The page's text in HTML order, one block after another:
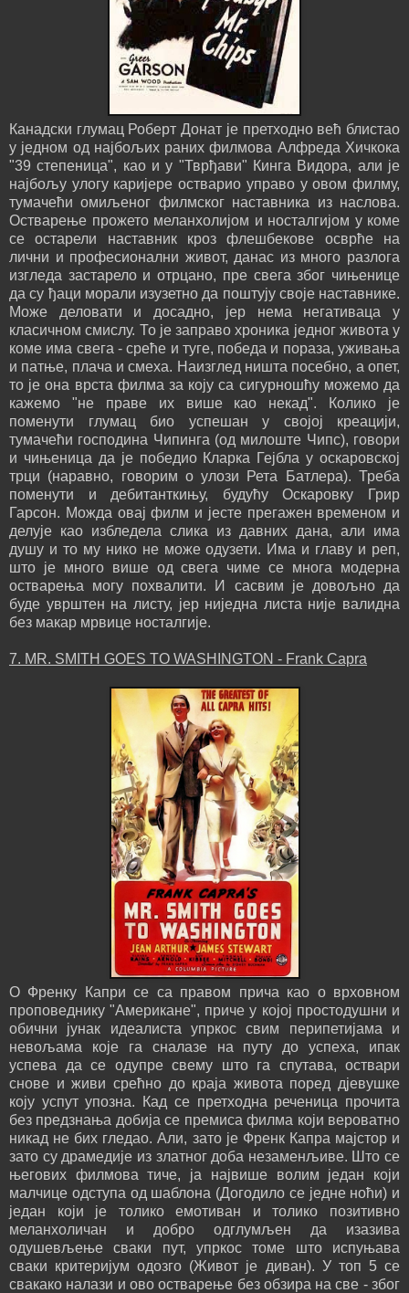
Канадски глумац Роберт Донат је претходно већ блистао
у једном од најбољих раних филмова Алфреда Хичкока
"39 степеница", као и у "Тврђави" Кинга Видора, али је
најбољу улогу каријере остварио управо у овом филму,
тумачећи омиљеног филмског наставника из наслова.
Остварење прожето меланхолијом и носталгијом у коме
се остарели наставник кроз флешбекове осврће на
лични и професионални живот, данас из много разлога
изгледа застарело и отрцано, пре свега због чињенице
да су ђаци морали изузетно да поштују своје наставнике.
Може деловати и досадно, јер нема негативаца у
класичном смислу. То је заправо хроника једног живота у
коме има свега - среће и туге, победа и пораза, уживања
и патње, плача и смеха. Наизглед ништа посебно, а опет,
то је она врста филма за коју са сигурношћу можемо да
кажемо "не праве их више као некад". Колико је
поменути глумац био успешан у својој креацији,
тумачећи господина Чипинга (од милоште Чипс), говори
и чињеница да је победио Кларка Гејбла у оскаровској
трци (наравно, говорим о улози Рета Батлера). Треба
поменути и дебитанткињу, будућу Оскаровку Грир
Гарсон. Можда овај филм и јесте прегажен временом и
делује као избледела слика из давних дана, али има
душу и то му нико не може одузети. Има и главу и реп,
што је много више од свега чиме се многа модерна
остварења могу похвалити. И сасвим је довољно да
буде уврштен на листу, јер ниједна листа није валидна
без макар мрвице носталгије.
7. MR. SMITH GOES TO WASHINGTON - Frank Capra
О Френку Капри се са правом прича као о врховном
проповеднику "Американе", приче у којој простодушни и
обични јунак идеалиста упркос свим перипетијама и
невољама које га сналазе на путу до успеха, ипак
успева да се одупре свему што га спутава, оствари
снове и живи срећно до краја живота поред дјевушке
коју успут упозна. Кад се претходна реченица прочита
без предзнања добија се премиса филма који вероватно
никад не бих гледао. Али, зато је Френк Капра мајстор и
зато су драмедије из златног доба незаменљиве. Што се
његових филмова тиче, ја највише волим један који
малчице одступа од шаблона (Догодило се једне ноћи) и
један који је толико емотиван и толико позитивно
меланхоличан и добро одглумљен да изазива
одушевљење сваки пут, упркос томе што испуњава
сваки критеријум одозго (Живот је диван). У топ 5 се
свакако налази и ово остварење без обзира на све - због